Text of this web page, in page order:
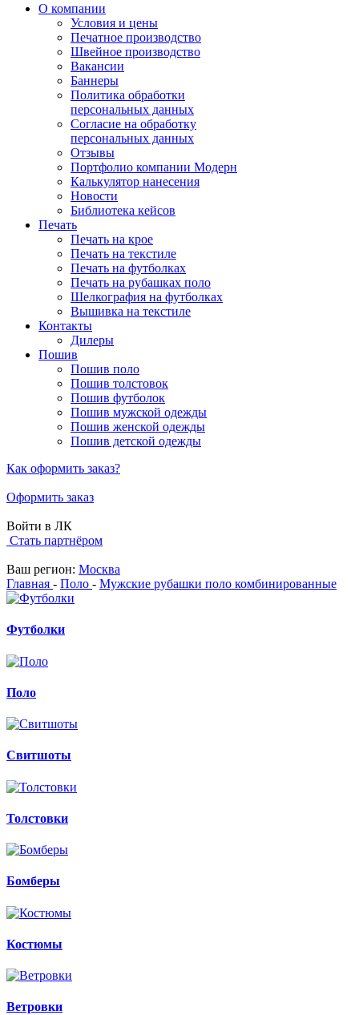
О компании
Условия и цены
Печатное производство
Швейное производство
Вакансии
Баннеры
Политика обработки
персональных данных
Согласие на обработку
персональных данных
Отзывы
Портфолио компании Модерн
Калькулятор нанесения
Новости
Библиотека кейсов
Печать
Печать на крое
Печать на текстиле
Печать на футболках
Печать на рубашках поло
Шелкография на футболках
Вышивка на текстиле
Контакты
Дилеры
Пошив
Пошив поло
Пошив толстовок
Пошив футболок
Пошив мужской одежды
Пошив женской одежды
Пошив детской одежды
Как оформить заказ?
Оформить заказ
Войти в ЛК
Стать партнёром
Ваш регион: Москва
Главная - Поло - Мужские рубашки поло комбинированные
Футболки
Поло
Свитшоты
Толстовки
Бомберы
Костюмы
Ветровки